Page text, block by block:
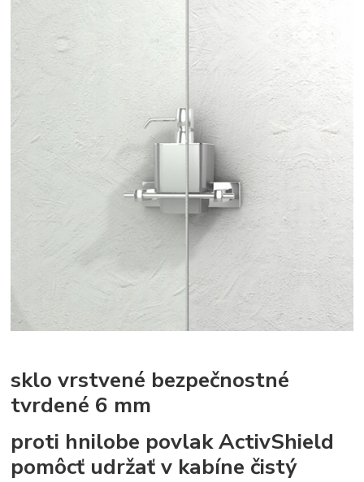
sklo vrstvené bezpečnostné
tvrdené 6 mm
proti hnilobe povlak ActivShield
pomôcť udržať v kabíne čistý